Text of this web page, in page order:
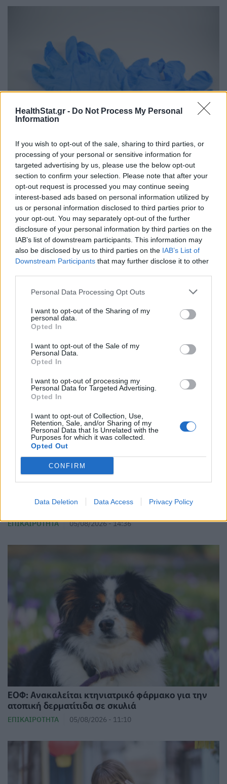
HealthStat.gr - Do Not Process My Personal
Information
If you wish to opt-out of the sale, sharing to third parties, or
processing of your personal or sensitive information for
targeted advertising by us, please use the below opt-out
section to confirm your selection. Please note that after your
opt-out request is processed you may continue seeing
interest-based ads based on personal information utilized by
us or personal information disclosed to third parties prior to
your opt-out. You may separately opt-out of the further
disclosure of your personal information by third parties on the
IAB’s list of downstream participants. This information may
also be disclosed by us to third parties on the IAB’s List of
Downstream Participants that may further disclose it to other
Personal Data Processing Opt Outs
I want to opt-out of the Sharing of my
personal data.
Opted In
I want to opt-out of the Sale of my
Personal Data.
Opted In
I want to opt-out of processing my
Personal Data for Targeted Advertising.
Opted In
I want to opt-out of Collection, Use,
Retention, Sale, and/or Sharing of my
Personal Data that Is Unrelated with the
Purposes for which it was collected.
Opted Out
CONFIRM
Data Deletion Data Access Privacy Policy
ΕΟΦ: Ανακαλείται παρτίδα με χειρουργικά γάντια
ΕΠΙΚΑΙΡΌΤΗΤΑ 06/08/2026 - 17:24
Ο ΕΟΦ ακούει; Θα κάνει κάτι;
ΦΆΡΜΑΚΟ 05/08/2026 - 16:47
Ανακαλούνται ζελεδάκια με κάνναβη – Η
ανακοίνωση του ΕΦΕΤ
ΕΠΙΚΑΙΡΌΤΗΤΑ 05/08/2026 - 14:36
ΕΟΦ: Ανακαλείται κτηνιατρικό φάρμακο για την
ατοπική δερματίτιδα σε σκυλιά
ΕΠΙΚΑΙΡΌΤΗΤΑ 05/08/2026 - 11:10